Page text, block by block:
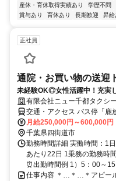
産休・育休取得実績あり
学歴不問
賞与あり
育休あり 長期歓迎 昇給
正社員
通院・お買い物の送迎
未経験OK◎女性活躍中！充実
有限会社ニュー千都タクシー
交通・アクセス バス停「鹿
歩45分
月給250,000円～600,000円
千葉県四街道市
勤務時間詳細 実働時間：1
あたり22日 1乗務の勤務時
⏰出勤時間例 1）5：00～15
仕事内容 ＊…＊…＊アピー